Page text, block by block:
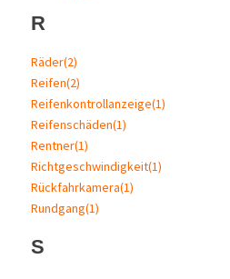
R
Räder(2)
Reifen(2)
Reifenkontrollanzeige(1)
Reifenschäden(1)
Rentner(1)
Richtgeschwindigkeit(1)
Rückfahrkamera(1)
Rundgang(1)
S